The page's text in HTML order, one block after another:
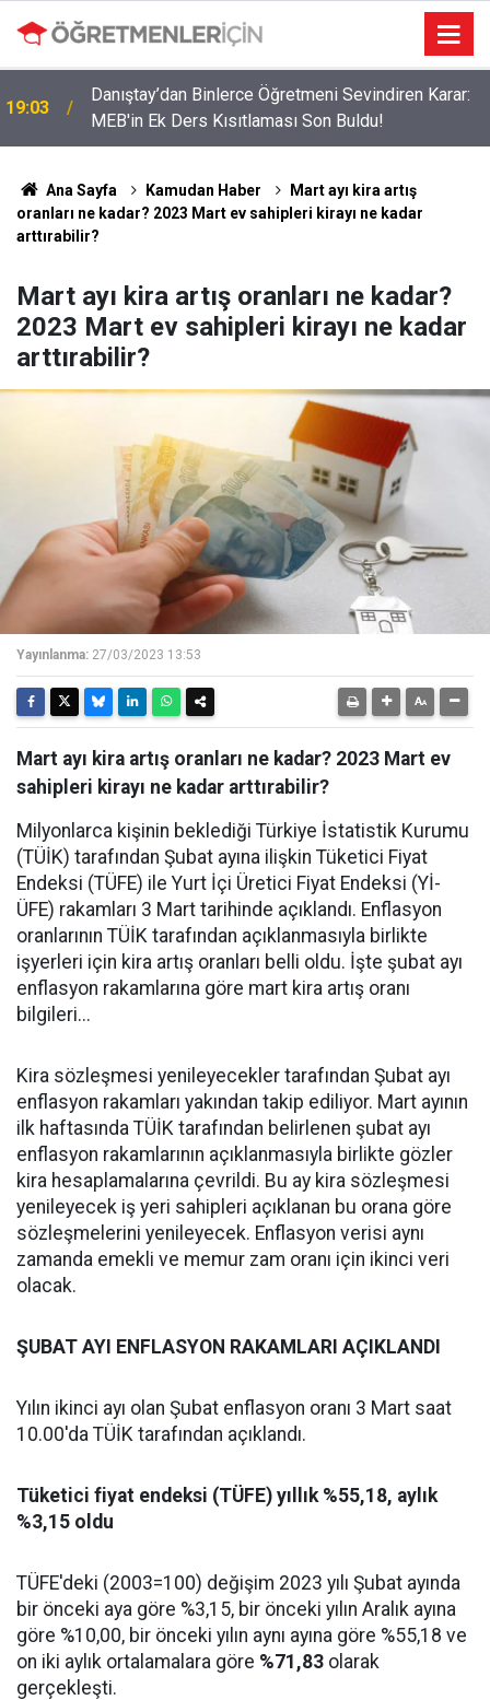
19:03
Danıştay’dan Binlerce Öğretmeni Sevindiren Karar:
MEB'in Ek Ders Kısıtlaması Son Buldu!
Ana Sayfa Kamudan Haber
Mart ayı kira artış
oranları ne kadar? 2023 Mart ev sahipleri kirayı ne kadar
arttırabilir?
Mart ayı kira artış oranları ne kadar?
2023 Mart ev sahipleri kirayı ne kadar
arttırabilir?
Yayınlanma: 27/03/2023 13:53
Mart ayı kira artış oranları ne kadar? 2023 Mart ev
sahipleri kirayı ne kadar arttırabilir?
Milyonlarca kişinin beklediği Türkiye İstatistik Kurumu
(TÜİK) tarafından Şubat ayına ilişkin Tüketici Fiyat
Endeksi (TÜFE) ile Yurt İçi Üretici Fiyat Endeksi (Yİ-
ÜFE) rakamları 3 Mart tarihinde açıklandı. Enflasyon
oranlarının TÜİK tarafından açıklanmasıyla birlikte
işyerleri için kira artış oranları belli oldu. İşte şubat ayı
enflasyon rakamlarına göre mart kira artış oranı
bilgileri...
Kira sözleşmesi yenileyecekler tarafından Şubat ayı
enflasyon rakamları yakından takip ediliyor. Mart ayının
ilk haftasında TÜİK tarafından belirlenen şubat ayı
enflasyon rakamlarının açıklanmasıyla birlikte gözler
kira hesaplamalarına çevrildi. Bu ay kira sözleşmesi
yenileyecek iş yeri sahipleri açıklanan bu orana göre
sözleşmelerini yenileyecek. Enflasyon verisi aynı
zamanda emekli ve memur zam oranı için ikinci veri
olacak.
ŞUBAT AYI ENFLASYON RAKAMLARI AÇIKLANDI
Yılın ikinci ayı olan Şubat enflasyon oranı 3 Mart saat
10.00'da TÜİK tarafından açıklandı.
Tüketici fiyat endeksi (TÜFE) yıllık %55,18, aylık
%3,15 oldu
TÜFE'deki (2003=100) değişim 2023 yılı Şubat ayında
bir önceki aya göre %3,15, bir önceki yılın Aralık ayına
göre %10,00, bir önceki yılın aynı ayına göre %55,18 ve
on iki aylık ortalamalara göre %71,83 olarak
gerçekleşti.